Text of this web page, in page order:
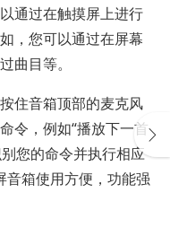
通过在触摸屏上进行
，您可以通过在屏幕
曲目等。
住音箱顶部的麦克风
令，例如“播放下一首
您的命令并执行相应
箱使用方便，功能强